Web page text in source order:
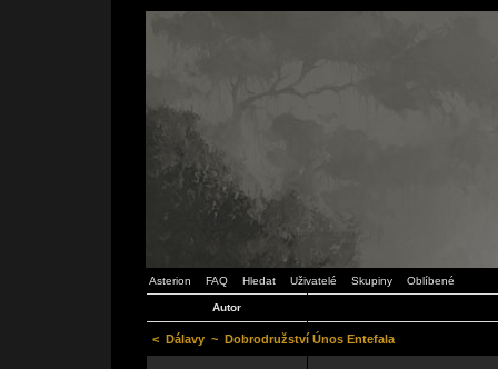
Asterion FAQ Hledat Uživatelé Skupiny Oblíbené
Autor
< Dálavy ~ Dobrodružství Únos Entefala